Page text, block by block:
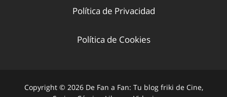
Política de Privacidad
Política de Cookies
Copyright © 2026 De Fan a Fan: Tu blog friki de Cine,